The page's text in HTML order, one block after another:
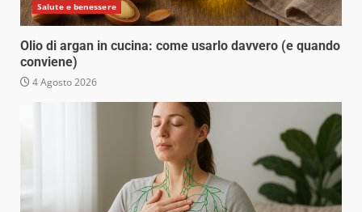
Salute e benessere
Olio di argan in cucina: come usarlo davvero (e quando
conviene)
4 Agosto 2026